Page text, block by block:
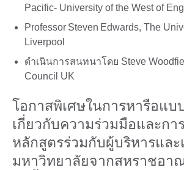
Pacific- University of the West of
Professor Steven Edwards, The
Liverpool
ดำเนินการสนทนาโดย Steve
Council UK
โอกาสพิเศษในการหารือแบ
เกี่ยวกับความร่วมมือและกา
หลักสูตรร่วมกับผู้บริหารและ
มหาวิทยาลัยจากสหราชอา